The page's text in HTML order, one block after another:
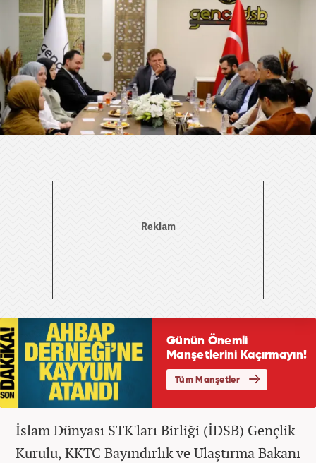
İslam Dünyası STK'ları Birliği (İDSB) Gençlik
Kurulu, KKTC Bayındırlık ve Ulaştırma Bakanı